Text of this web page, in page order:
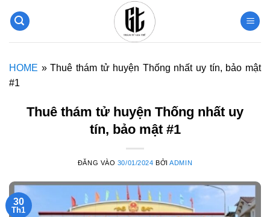
qua
HOME »Thuê thám tử huyện Thống nhất uy tín, bảo mật
#1
Thuê thám tử huyện Thống nhất uy
tín, bảo mật #1
ĐĂNG VÀO 30/01/2024 BỞIADMIN
30
Th1